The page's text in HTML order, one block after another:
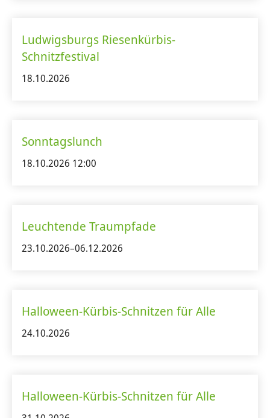
Ludwigsburgs Riesenkürbis-
Schnitzfestival
18.10.2026
Sonntagslunch
18.10.2026 12:00
Leuchtende Traumpfade
23.10.2026–06.12.2026
Halloween-Kürbis-Schnitzen für Alle
24.10.2026
Halloween-Kürbis-Schnitzen für Alle